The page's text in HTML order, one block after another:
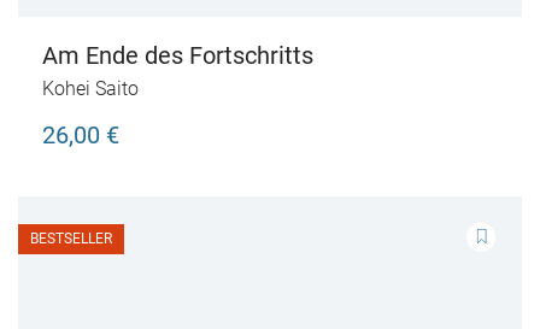
Am Ende des Fortschritts
Kohei Saito
26,00 €
BESTSELLER